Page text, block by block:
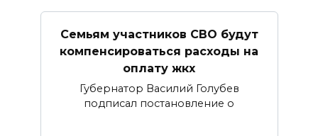
Семьям участников СВО будут
компенсироваться расходы на
оплату жкх
Губернатор Василий Голубев
подписал постановление о